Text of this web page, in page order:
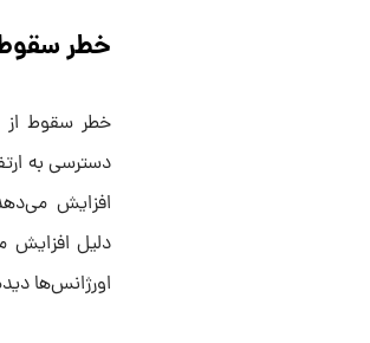
خطر سقوط
خطر سقوط از
دسترسی به
افزایش
دلیل
اورژانس‌ها